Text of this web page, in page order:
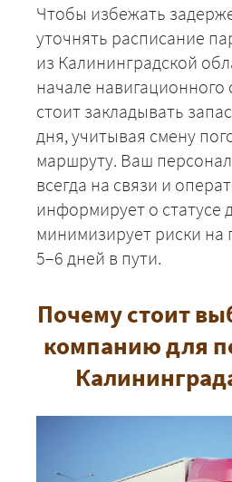
Чтобы избежать
уточнять расписание
из Калининградской
начале навигационного
стоит закладывать
дня, учитывая смену
маршруту. Ваш
всегда на связи и
информирует о статусе
минимизирует риски на
5–6 дней в пути.
Почему стоит
компанию для